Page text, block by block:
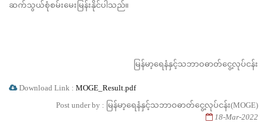
ဆက်သွယ်စုံစမ်းမေးမြန်းနိုင်ပါသည်။
မြန်မာ့ရေနံနှင့်သဘာဝဓာတ်ငွေ့လုပ်ငန်း
Download Link : MOGE_Result.pdf
Post under by : မြန်မာ့ရေနံနှင့်သဘာဝဓာတ်ငွေ့လုပ်ငန်း(MOGE)
18-Mar-2022